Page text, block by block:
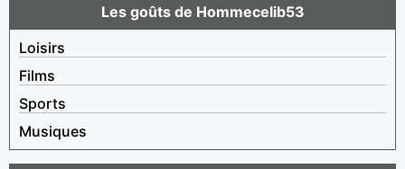
Les goûts de Hommecelib53
Loisirs
Films
Sports
Musiques